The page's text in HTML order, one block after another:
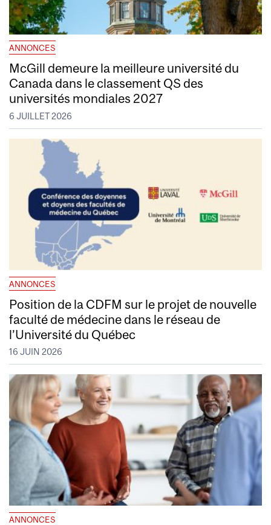
ANNONCES
McGill demeure la meilleure université du
Canada dans le classement QS des
universités mondiales 2027
6 JUILLET 2026
ANNONCES
Position de la CDFM sur le projet de nouvelle
faculté de médecine dans le réseau de
l’Université du Québec
16 JUIN 2026
ANNONCES